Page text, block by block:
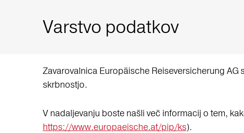
Varstvo podatkov
Zavarovalnica Europäische Reiseversicherung
skrbnostjo.
V nadaljevanju boste našli več informacij o tem,
https://www.europaeische.at/pip/ks).